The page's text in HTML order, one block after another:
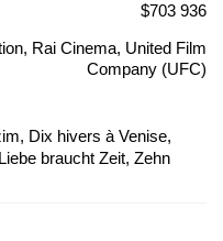
$703 936
Rai Cinema, United Film
Company (UFC)
Dix hivers à Venise,
braucht Zeit, Zehn